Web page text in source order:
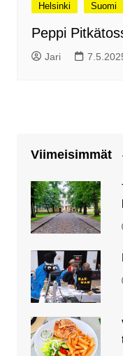
Helsinki Suomi
Peppi
Jari
Viimeisimmät